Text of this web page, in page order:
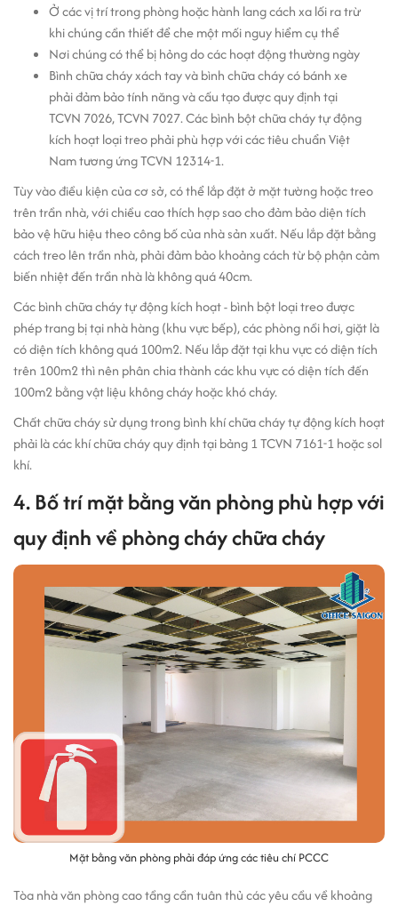
Ở các vị trí trong phòng hoặc hành lang cách xa lối ra trừ
khi chúng cần thiết để che một mối nguy hiểm cụ thể
Nơi chúng có thể bị hỏng do các hoạt động thường ngày
Bình chữa cháy xách tay và bình chữa cháy có bánh xe
phải đảm bảo tính năng và cấu tạo được quy định tại
TCVN 7026, TCVN 7027. Các bình bột chữa cháy tự động
kích hoạt loại treo phải phù hợp với các tiêu chuẩn Việt
Nam tương ứng TCVN 12314-1.
Tùy vào điều kiện của cơ sở, có thể lắp đặt ở mặt tường hoặc treo
trên trần nhà, với chiều cao thích hợp sao cho đảm bảo diện tích
bảo vệ hữu hiệu theo công bố của nhà sản xuất. Nếu lắp đặt bằng
cách treo lên trần nhà, phải đảm bảo khoảng cách từ bộ phận cảm
biến nhiệt đến trần nhà là không quá 40cm.
Các bình chữa cháy tự động kích hoạt - bình bột loại treo được
phép trang bị tại nhà hàng (khu vực bếp), các phòng nồi hơi, giặt là
có diện tích không quá 100m2. Nếu lắp đặt tại khu vực có diện tích
trên 100m2 thì nên phân chia thành các khu vực có diện tích đến
100m2 bằng vật liệu không cháy hoặc khó cháy.
Chất chữa cháy sử dụng trong bình khí chữa cháy tự động kích hoạt
phải là các khí chữa cháy quy định tại bảng 1 TCVN 7161-1 hoặc sol
khí.
4. Bố trí mặt bằng văn phòng phù hợp với
quy định về phòng cháy chữa cháy
Mặt bằng văn phòng phải đáp ứng các tiêu chí PCCC
Tòa nhà văn phòng cao tầng cần tuân thủ các yêu cầu về khoảng